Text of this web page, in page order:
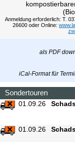
Anmeldung erforderlich: T.
26600 oder Online:
als PDF
iCal-Format für
Sondertouren
01.09.26
01.09.26